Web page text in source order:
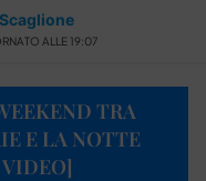
ALLE 19:07
TRA
E LA NOTTE